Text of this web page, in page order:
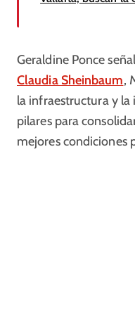
Geraldine Ponce
Claudia Sheinbaum,
la infraestructura y
pilares para
mejores condiciones